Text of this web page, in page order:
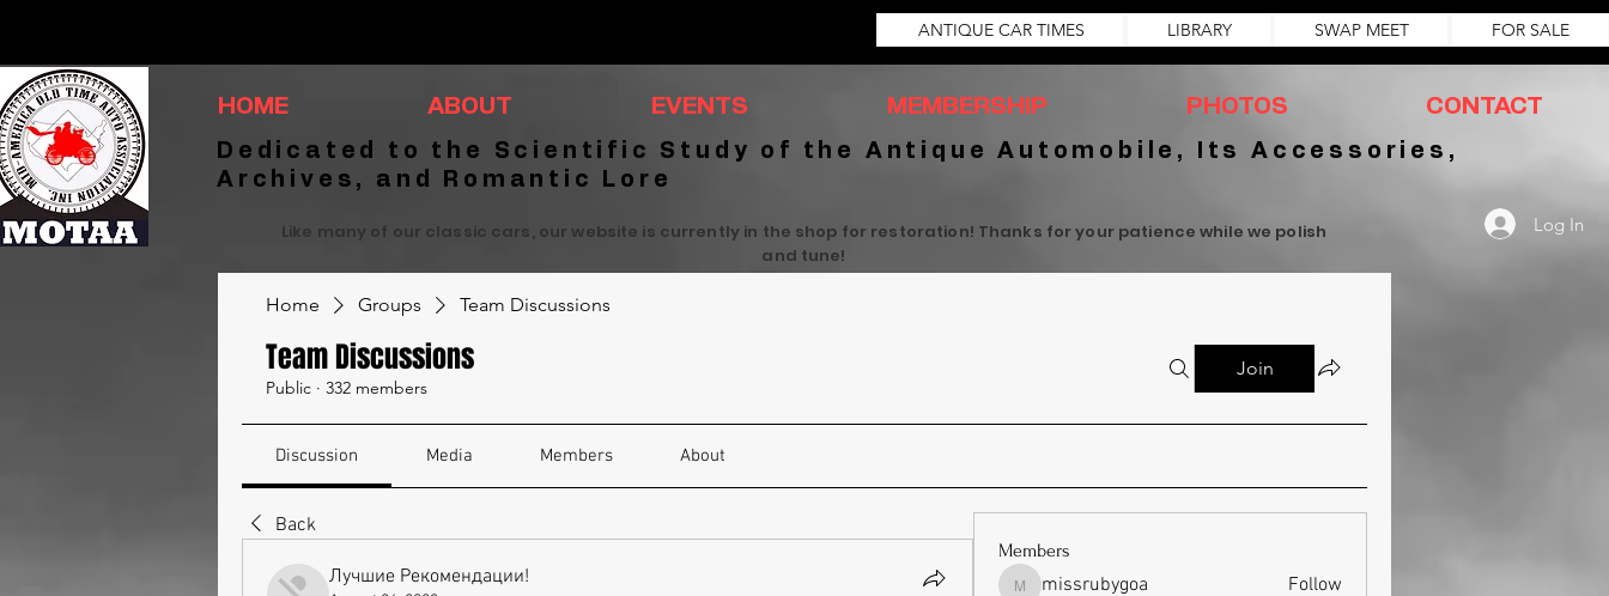
ANTIQUE CAR TIMES LIBRARY SWAP MEET FOR SALE
HOME ABOUT EVENTS MEMBERSHIP PHOTOS CONTACT
Dedicated to the Scientific Study of the Antique Automobile, Its Accessories,
Archives, and Romantic Lore
Like many of our classic cars, our website is currently in the shop for restoration! Thanks for your patience while we polish
and tune!
Log In
Home Groups Team Discussions
Team Discussions
Public · 332 members
Join
Discussion Media Members About
Back
Лучшие Рекомендации!
Members
missrubygoa
Follow